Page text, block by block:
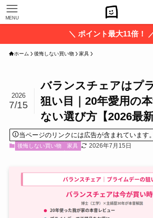
MENU
＼ ポイント最大11倍！
ホーム 後悔しない買い物 家具
バランスチェアはプ
狙い目｜20年愛用の
ない選び方【2026最新
2026
7/15
当ページのリンクには広告が含まれています。
後悔しない買い物 家具 2026年7月15日